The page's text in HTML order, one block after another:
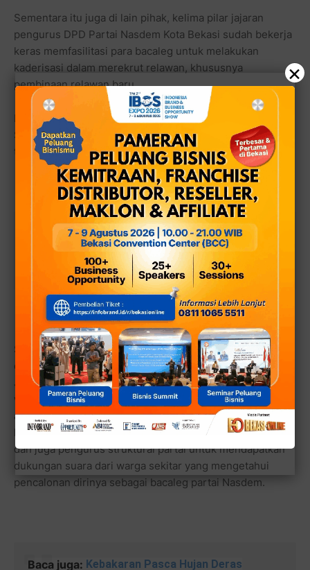
Sementara itu juga di lain pihak, kelima pilar jajaran
pengurus DPD Partai Nasdem Kota Bekasi sudah bekerja
keras memfasilitasi para bacaleg untuk melakukan
kaderisasi dalam merekrut relawan, khususnya
pembinaan relawan baru.
Menurut Sekjen DPD Partai Nasdem Kota Bekasi, Wiwit
Subagyo, peningkatan aksi sosialisasi warga di awal
tahun 2023 ini memang harus semakin digalakkan.
Baca juga:Membangun Silaturahim ke Tokoh
Warga Bekasi Damin Sada dengan Kunjungan
Balon Walikota Heikal Safar
Seperti program Panca BMW yang sudah
dilaksanakannya bersama tandem Caleg DPRD Provinsi
Jawa Barat Heikal Safar dengan kunjungan ke tengah
warga secara langsung di dapilnya. Program Panca BMW
atau Bersama Mas Wiwit yang dicanangkan sudah sejak
lama berupa 5 langkah dirinya sebagai fungsionaris partai
dan juga pengurus struktural partai untuk mendapatkan
dukungan suara dari warga sekitar yang mengetahui
pencalonan dirinya sebagai bacaleg partai Nasdem.
Baca juga: Kebakaran Pasca Hujan Deras
×